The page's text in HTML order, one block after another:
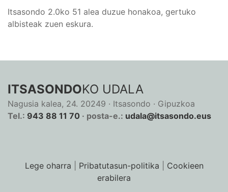
Itsasondo 2.0ko 51 alea duzue honakoa, gertuko
albisteak zuen eskura.
ITSASONDOKO UDALA
Nagusia kalea, 24. 20249 · Itsasondo · Gipuzkoa
Tel.: 943 88 11 70 · posta-e.: udala@itsasondo.eus
Lege oharra Pribatutasun-politika
Cookieen
erabilera